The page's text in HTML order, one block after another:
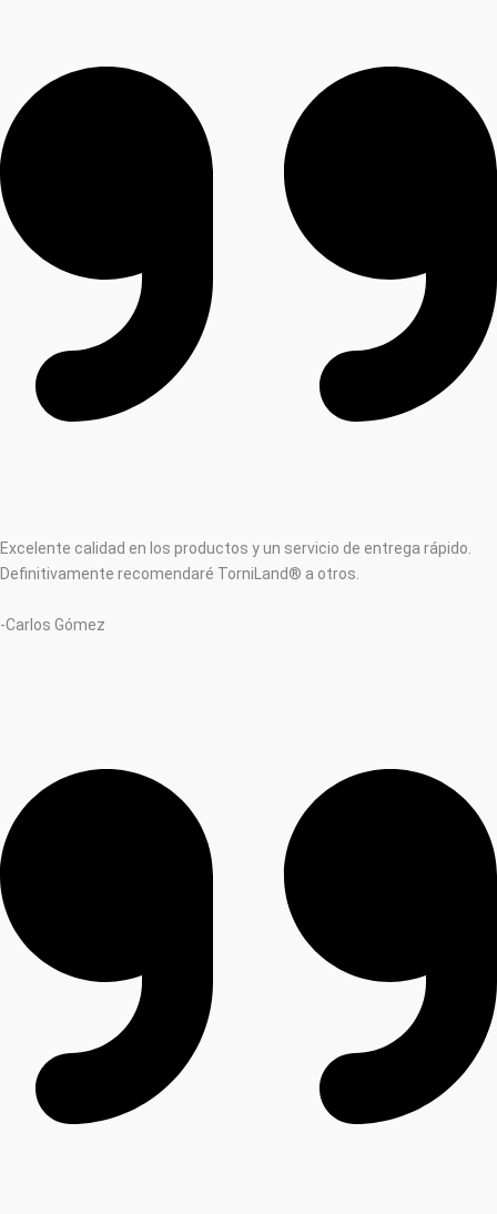
Excelente calidad en los productos y un servicio de entrega rápido.
Definitivamente recomendaré TorniLand® a otros.
-Carlos Gómez